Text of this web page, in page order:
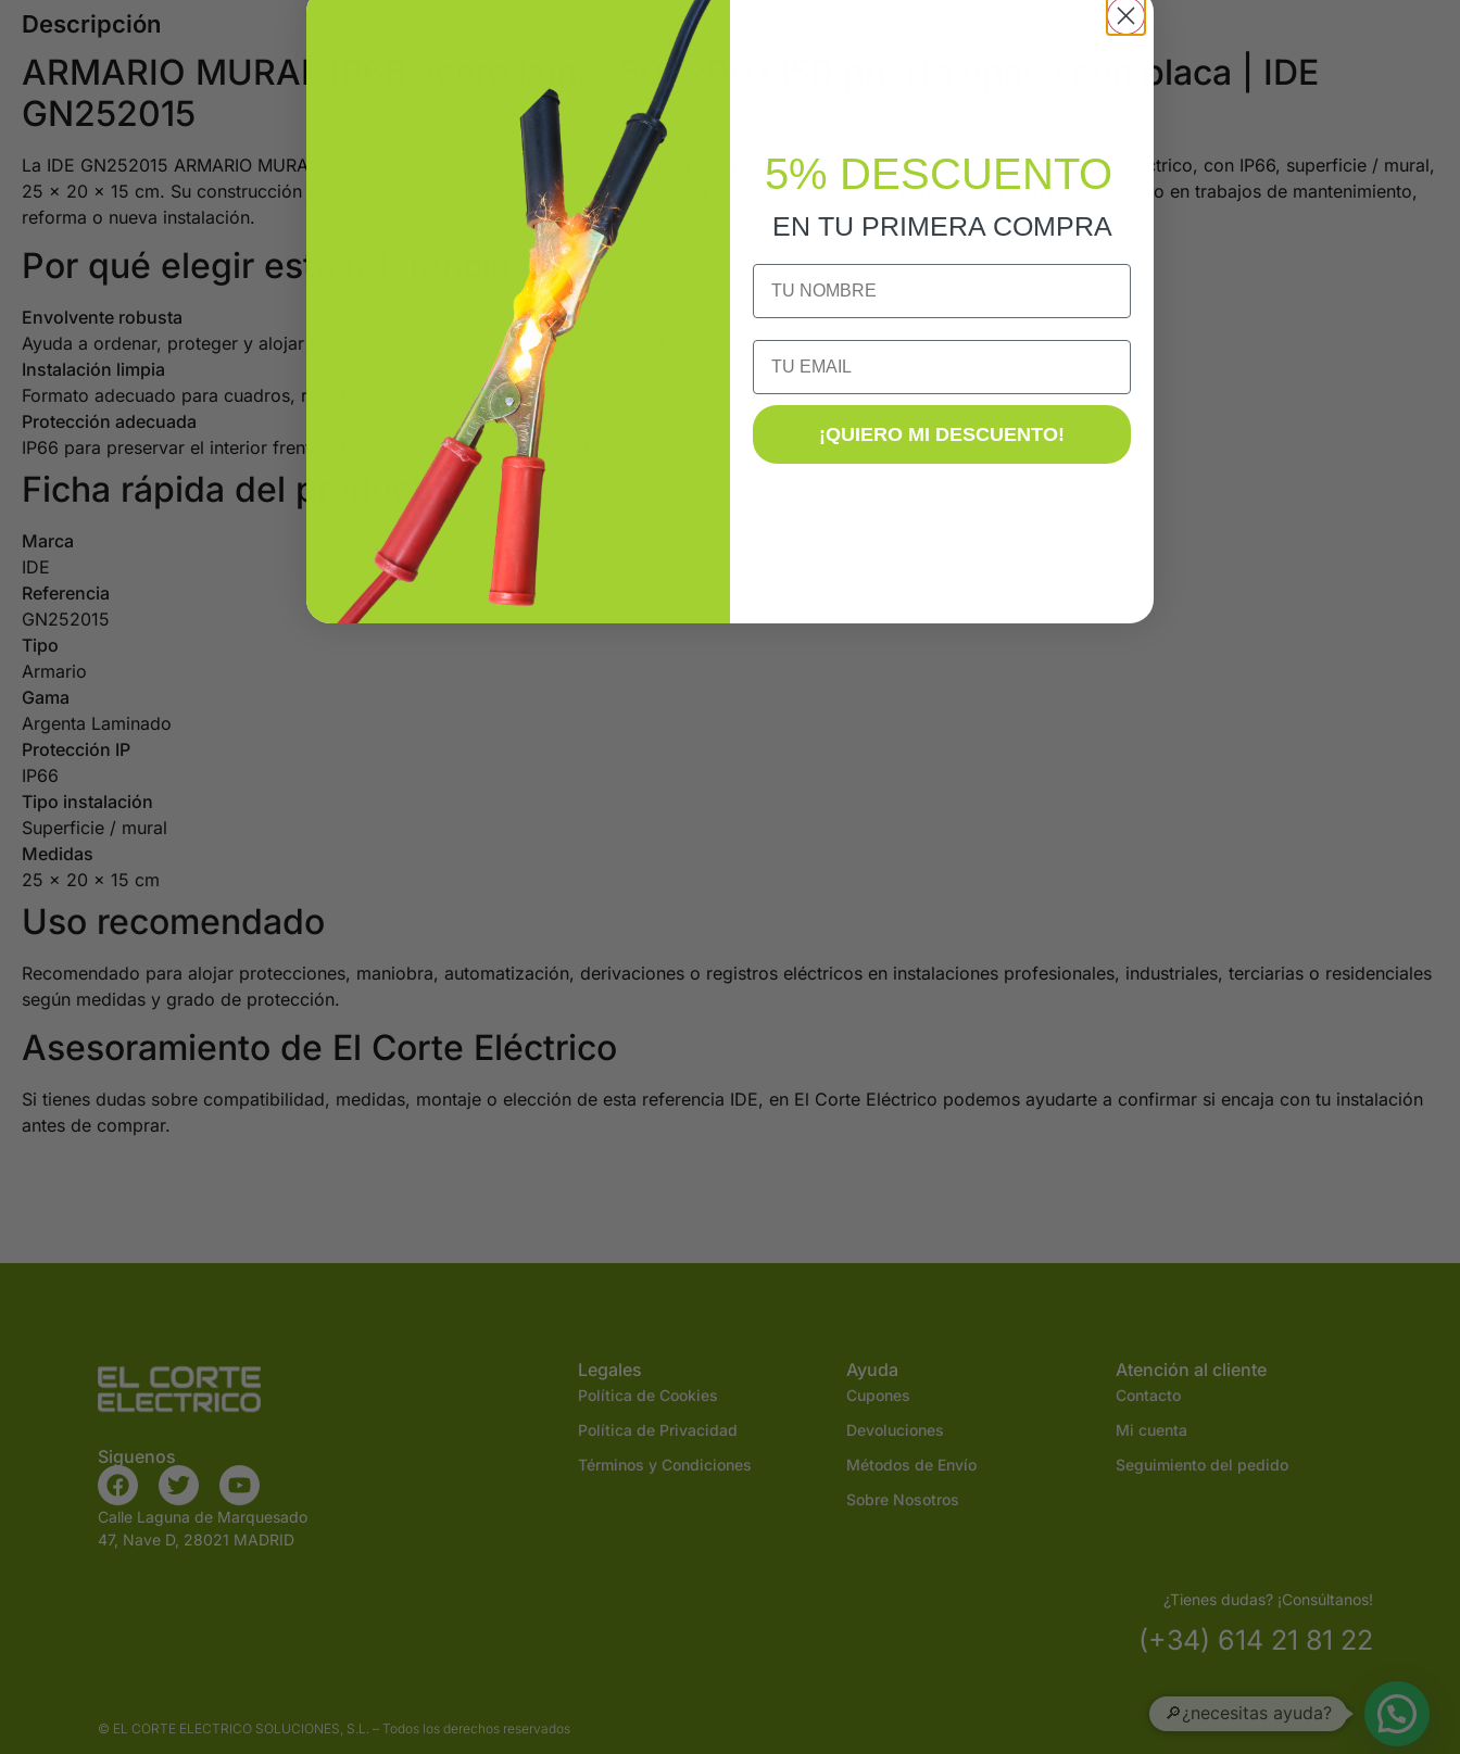
Descripción
ARMARIO MURAL IP66 acero lam. 250x200x150 puerta opaca con placa | IDE
GN252015
La IDE GN252015 ARMARIO MURAL IP66 acero lam. 250x200x150 puerta opaca con placa está diseñada para protección y montaje eléctrico, con IP66, superficie / mural,
25 x 20 x 15 cm. Su construcción y formato facilitan una instalación ordenada, una identificación clara de la referencia y un uso adecuado en trabajos de mantenimiento,
reforma o nueva instalación.
Por qué elegir esta referencia IDE
Envolvente robusta
Ayuda a ordenar, proteger y alojar equipos eléctricos con montaje profesional.
Instalación limpia
Formato adecuado para cuadros, registros o canalizaciones según la referencia.
Protección adecuada
IP66 para preservar el interior frente a las condiciones de uso previstas.
Ficha rápida del producto
Marca
IDE
Referencia
GN252015
Tipo
Armario
Gama
Argenta Laminado
Protección IP
IP66
Tipo instalación
Superficie / mural
Medidas
25 x 20 x 15 cm
Uso recomendado
Recomendado para alojar protecciones, maniobra, automatización, derivaciones o registros eléctricos en instalaciones profesionales, industriales, terciarias o residenciales
según medidas y grado de protección.
Asesoramiento de El Corte Eléctrico
Si tienes dudas sobre compatibilidad, medidas, montaje o elección de esta referencia IDE, en El Corte Eléctrico podemos ayudarte a confirmar si encaja con tu instalación
antes de comprar.
Siguenos
Calle Laguna de Marquesado
47, Nave D, 28021 MADRID
Legales
Política de Cookies
Política de Privacidad
Términos y Condiciones
Ayuda
Cupones
Devoluciones
Métodos de Envío
Sobre Nosotros
Atención al cliente
Contacto
Mi cuenta
Seguimiento del pedido
¿Tienes dudas? ¡Consúltanos!
(+34) 614 21 81 22
© EL CORTE ELECTRICO SOLUCIONES, S.L. – Todos los derechos reservados
🔎¿necesitas ayuda?
5% DESCUENTO
EN TU PRIMERA COMPRA
NOMBRE
Email
¡QUIERO MI DESCUENTO!